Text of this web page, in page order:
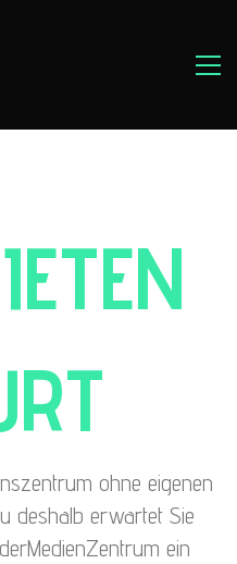
ohne eigenen
deshalb erwartet Sie
ein